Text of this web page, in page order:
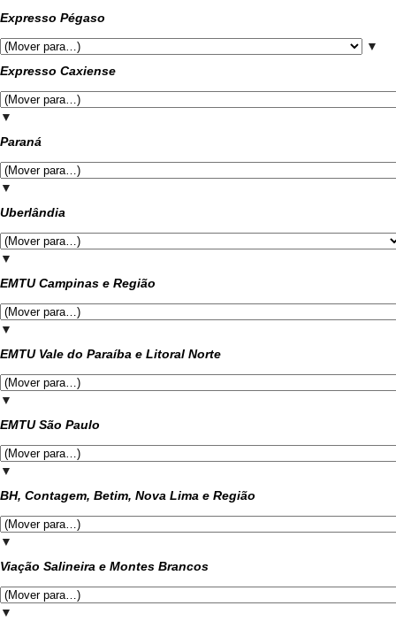
Expresso Pégaso
▼
Expresso Caxiense
▼
Paraná
▼
Uberlândia
▼
EMTU Campinas e Região
▼
EMTU Vale do Paraíba e Litoral Norte
▼
EMTU São Paulo
▼
BH, Contagem, Betim, Nova Lima e Região
▼
Viação Salineira e Montes Brancos
▼